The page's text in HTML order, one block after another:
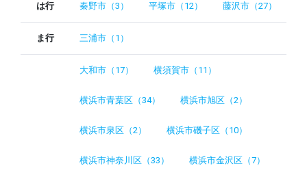
は行 秦野市（3） 平塚市（12） 藤沢市（27）
ま行 三浦市（1）
大和市（17） 横須賀市（11）
横浜市青葉区（34） 横浜市旭区（2）
横浜市泉区（2） 横浜市磯子区（10）
横浜市神奈川区（33） 横浜市金沢区（7）